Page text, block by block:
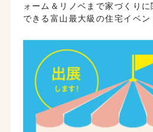
ォーム＆リノベまで家づくり
できる富山最大級の住宅イベン